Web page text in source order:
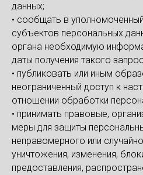
данных;
• сообщать в
субъектов персональных
органа необходимую
даты получения такого
• публиковать или иным
неограниченный доступ к
отношении обработки
• принимать правовые,
меры для защиты
неправомерного или
уничтожения, изменения,
предоставления,